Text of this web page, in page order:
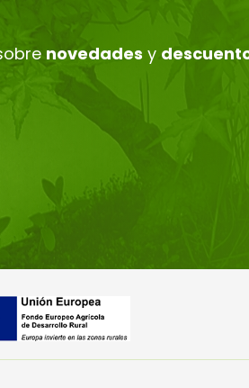
novedades y